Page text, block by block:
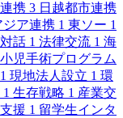
携 3 日越都市連携
ジア連携 1 東ソー 1
話 1 法律交流 1 海
児手術プログラム
1 現地法人設立 1 環
1 生存戦略 1 産業交
援 1 留学生インタ